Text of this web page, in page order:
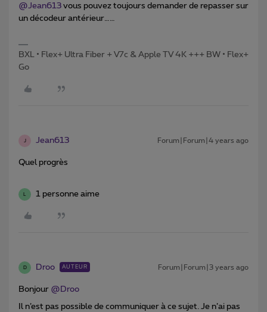
@Jean613 vous pouvez toujours demander de repasser sur
un décodeur antérieur……
BXL • Flex+ Ultra Fiber + V7c & Apple TV 4K +++ BW • Flex+
Go
J Jean613 Forum|Forum|4 years ago
Quel progrès
L 1 personne aime
D Droo AUTEUR Forum|Forum|3 years ago
Bonjour @Droo
Il n’est pas possible de communiquer à ce sujet. Je n’ai pas